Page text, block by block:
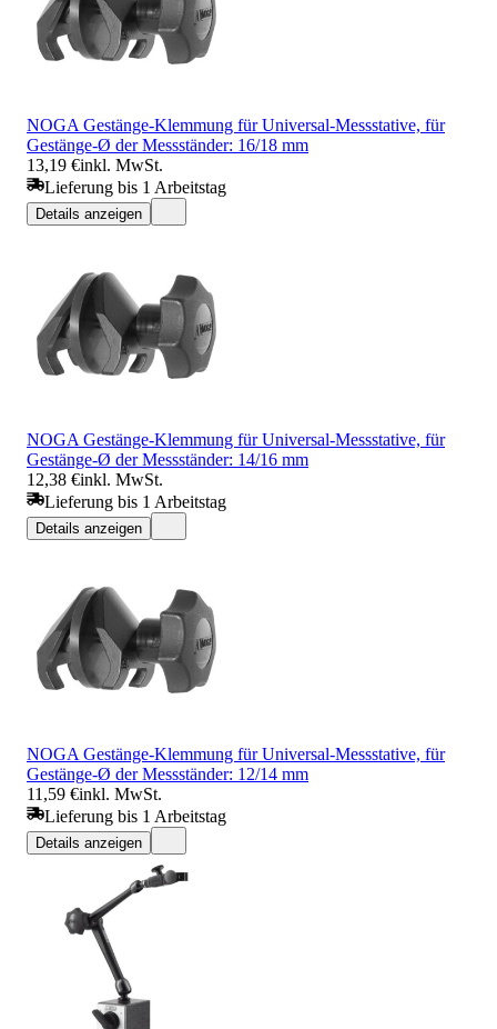
NOGA Gestänge-Klemmung für Universal-Messstative, für
Gestänge-Ø der Messständer: 16/18 mm
13,19 €inkl. MwSt.
Lieferung bis 1 Arbeitstag
Details anzeigen
NOGA Gestänge-Klemmung für Universal-Messstative, für
Gestänge-Ø der Messständer: 14/16 mm
12,38 €inkl. MwSt.
Lieferung bis 1 Arbeitstag
Details anzeigen
NOGA Gestänge-Klemmung für Universal-Messstative, für
Gestänge-Ø der Messständer: 12/14 mm
11,59 €inkl. MwSt.
Lieferung bis 1 Arbeitstag
Details anzeigen